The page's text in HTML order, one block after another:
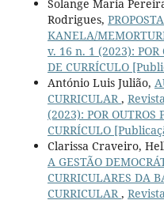
Solange Maria
Rodrigues,
KANELA/
v. 16 n. 1 (2023): POR
DE CURRÍCULO
António Luis Julião,
CURRICULAR,
(2023): POR OUTROS
CURRÍCULO
Clarissa Craveiro,
A GESTÃO
CURRICULARES DA
CURRICULAR,